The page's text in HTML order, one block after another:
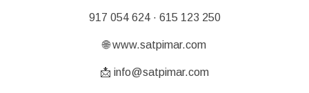
917 054 624 · 615 123 250
🌐 www.satpimar.com
📩 info@satpimar.com